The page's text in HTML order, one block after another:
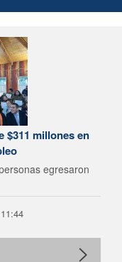
$311 millones en
egresaron